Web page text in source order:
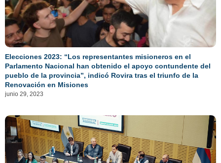
Elecciones 2023: “Los representantes misioneros en el
Parlamento Nacional han obtenido el apoyo contundente del
pueblo de la provincia”, indicó Rovira tras el triunfo de la
Renovación en Misiones
junio 29, 2023